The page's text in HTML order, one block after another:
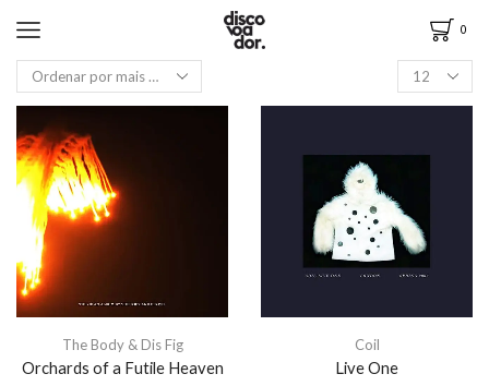
0
The Body & Dis Fig
Orchards of a Futile Heaven
Coil
Live One